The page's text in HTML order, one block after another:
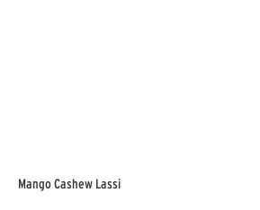
Mango Cashew Lassi